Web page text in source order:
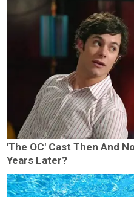
'The OC' Cast Then And
Years Later?